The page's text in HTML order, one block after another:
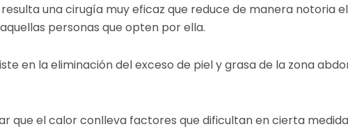
una cirugía muy eficaz que reduce de manera notoria
personas que opten por ella.
en la eliminación del exceso de piel y grasa de la zona
que el calor conlleva factores que dificultan en cierta